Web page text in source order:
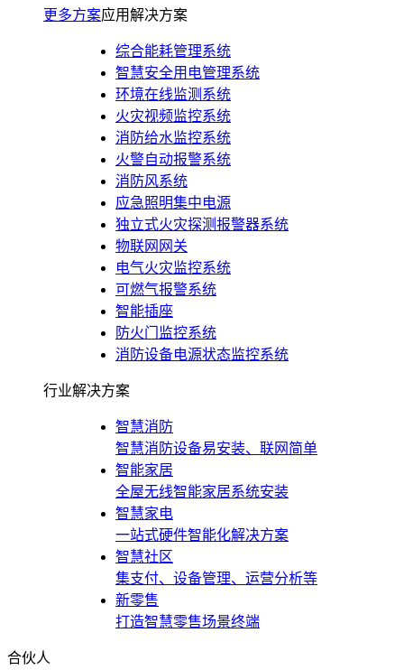
更多方案应用解决方案
综合能耗管理系统
智慧安全用电管理系统
环境在线监测系统
火灾视频监控系统
消防给水监控系统
火警自动报警系统
消防风系统
应急照明集中电源
独立式火灾探测报警器系统
物联网网关
电气火灾监控系统
可燃气报警系统
智能插座
防火门监控系统
消防设备电源状态监控系统
行业解决方案
智慧消防
智慧消防设备易安装、联网简单
智能家居
全屋无线智能家居系统安装
智慧家电
一站式硬件智能化解决方案
智慧社区
集支付、设备管理、运营分析等
新零售
打造智慧零售场景终端
合伙人